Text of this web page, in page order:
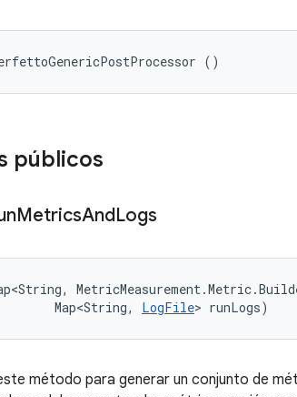
()
públicos
MetricsAndLogs
Map<String,
LogFile> runLogs)
método para generar un conjunto de